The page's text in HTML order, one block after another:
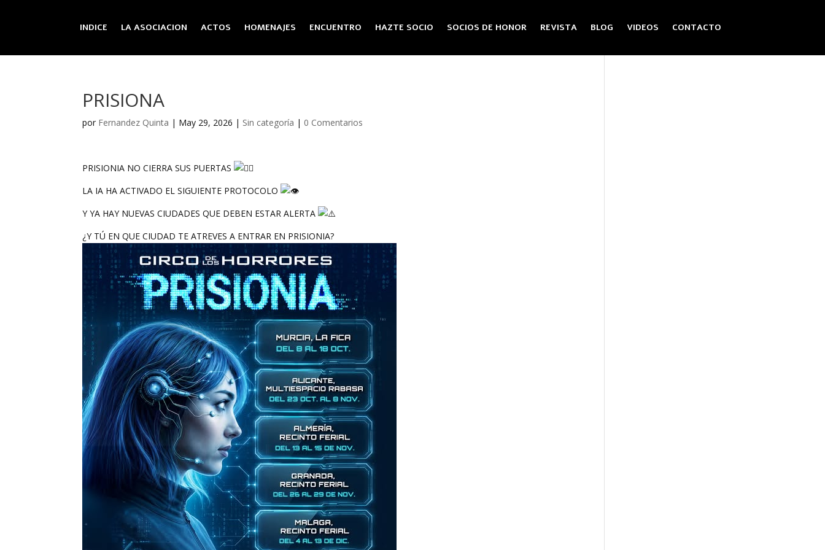
INDICE LA ASOCIACION ACTOS HOMENAJES ENCUENTRO HAZTE SOCIO SOCIOS DE HONOR REVISTA BLOG VIDEOS CONTACTO
PRISIONA
por Fernandez Quinta | May 29, 2026 | Sin categoría | 0 Comentarios
PRISIONIA NO CIERRA SUS PUERTAS
LA IA HA ACTIVADO EL SIGUIENTE PROTOCOLO
Y YA HAY NUEVAS CIUDADES QUE DEBEN ESTAR ALERTA
¿Y TÚ EN QUE CIUDAD TE ATREVES A ENTRAR EN PRISIONIA?